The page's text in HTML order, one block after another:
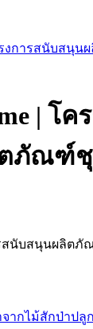
ครงการสนับส
| โค
ภัณฑ์
ารสนับสนุนผลิ
ากไม้สักป่าปลูก